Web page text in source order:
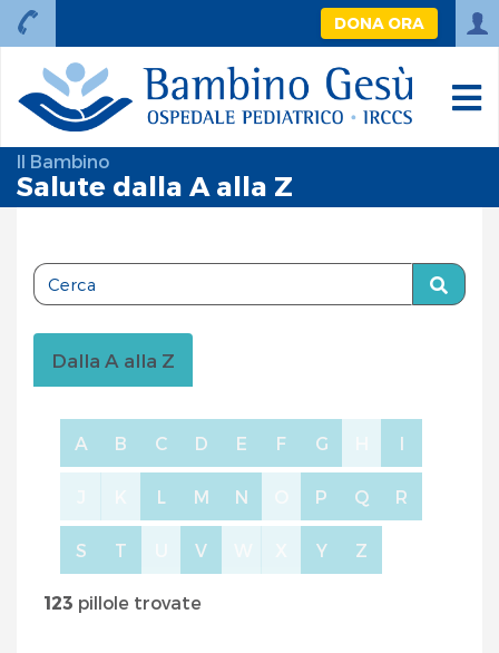
DONA ORA
Il Bambino
Salute dalla A alla Z
Dalla A alla Z
A B C D E F G I
L M N P Q R
S T V Y Z
123 pillole trovate